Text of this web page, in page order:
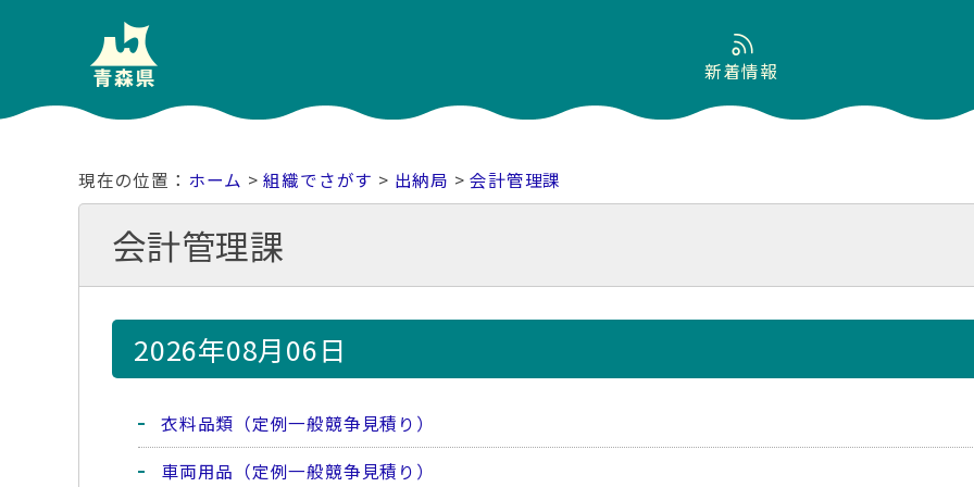
新着情報
ホーム >組織でさがす > 出納局 >会計管理課
会計管理課
2026年08月06日
衣料品類（定例一般競争見積り）
車両用品（定例一般競争見積り）